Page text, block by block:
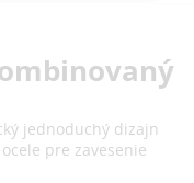
jednoduchý dizajn
pre zavesenie